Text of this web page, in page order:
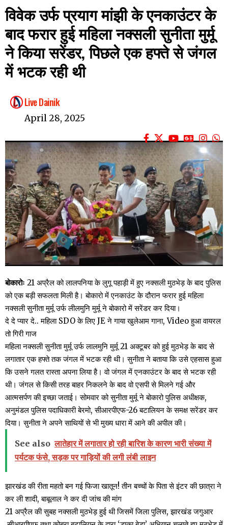
विवेक उर्फ प्रयाग मांझी के एनकाउंटर के
बाद फरार हुई महिला नक्सली सुनीता मुर्मू
ने किया सरेंडर, पिछले एक हफ्ते से जंगल
में भटक रही थी
Live Dainik
April 28, 2025
बोकारोः 21 अप्रैल को लालपनिया के लुगू पहाड़ी में हुए नक्सली मुठभेड़ के बाद पुलिस
को एक बड़ी सफलता मिली है। बोकारो में एनकाउंट के दौरान फरार हुई महिला
नक्सली सुनीता मुर्मू उर्फ लीलमुनि मुर्मू ने बोकारो में सरेंडर कर दिया।
दे दे प्यार दे.. महिला SDO के लिए JE ने गाया खुलेआम गाना, Video हुआ वायरल
तो गिरी गाज
महिला नक्सली सुनीता मुर्मू उर्फ लालमुनि मुर्मू 21 अक्टूबर को हुई मुठभेड़ के बाद से
लगातार एक हफ्ते तक जंगल में भटक रही थी। सुनीता ने बताया कि उसे एहसास हुआ
कि उसने गलत रास्ता अपना लिया है। वो जंगल में एनकाउंटर के बाद से भटक रही
थी। जंगल से किसी तरह बाहर निकलने के बाद वो एसपी से मिलने गई और
आत्मसर्पण की इच्छा जताई। सोमवार को सुनीता मुर्मू ने बोकारो पुलिस अधीक्षक,
अनुमंडल पुलिस पदाधिकारी बेरमो, सीआरपीएफ-26 बटालियन के समक्ष सरेंडर कर
दिया। सुनीता ने अपने साथियों से भी मुख्य धारा में आने की अपील की।
See also लातेहार में लगातार हो रही बारिश के कारण भारी संख्या में
पर्यटक फंसे, सड़क पर गाड़ियों की लगी लंबी लाइन
झारखंड की रीता महतो बन गई फिजा खातून! तीन बच्चों के पिता से इंटर की छात्रा ने
कर ली शादी, बाबूलाल ने कर दी जांच की मांग
21 अप्रैल की सुबह नक्सली मुठभेड़ हुई थी जिसमें जिला पुलिस, झारखंड जगुआर